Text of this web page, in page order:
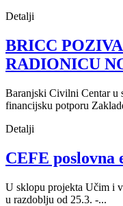
Detalji
BRICC
RADIONICU
Baranjski Civilni Centar u
financijsku potporu
Detalji
CEFE poslovna
U sklopu projekta Učim i
u razdoblju od 25.3. -...